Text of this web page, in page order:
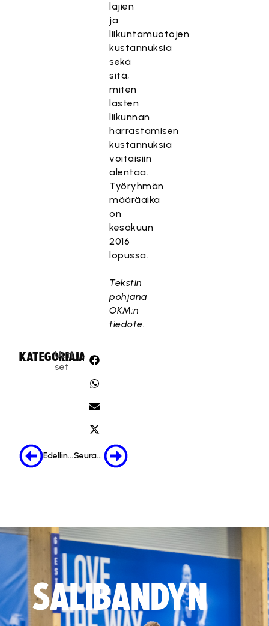
lajien
ja
liikuntamuotojen
kustannuksia
sekä
sitä,
miten
lasten
liikunnan
harrastamisen
kustannuksia
voitaisiin
alentaa.
Työryhmän
määräaika
on
kesäkuun
2016
lopussa.
Tekstin
pohjana
OKM:n
tiedote.
KATEGORIA:
Uuti
set
JAA:
Edellinen Seuraava
SALIBANDYN